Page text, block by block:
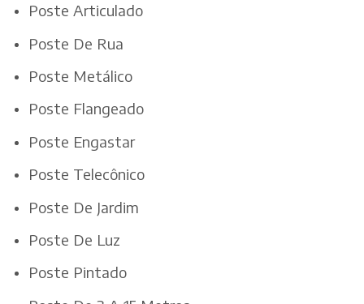
Poste Articulado
Poste De Rua
Poste Metálico
Poste Flangeado
Poste Engastar
Poste Telecônico
Poste De Jardim
Poste De Luz
Poste Pintado